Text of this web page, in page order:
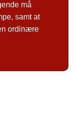
må
samt at
ordinære